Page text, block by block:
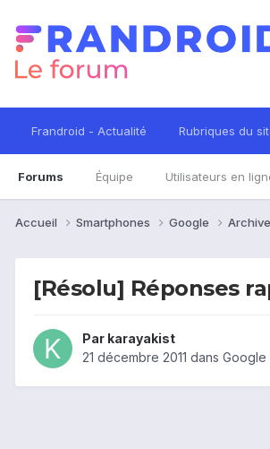
Frandroid - Actualité Rubriques du
Forums Équipe Utilisateurs en
Accueil Smartphones Google
[Résolu] Réponses
Par karayakist
21 décembre 2011 dans Google